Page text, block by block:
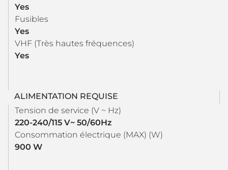
Yes
Fusibles
Yes
VHF (Très hautes fréquences)
Yes
ALIMENTATION REQUISE
Tension de service (V ~ Hz)
220-240/115 V~ 50/60Hz
Consommation électrique (MAX) (W)
900 W